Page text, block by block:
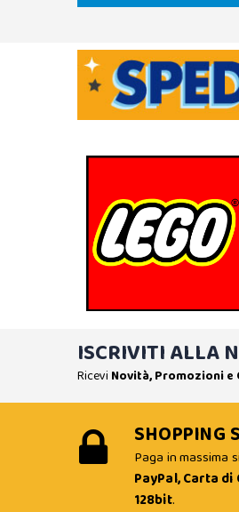
ISCRIVITI ALLA
Ricevi Novità, Promozioni
SHOPPING
Paga in massima
PayPal, Carta
128bit.